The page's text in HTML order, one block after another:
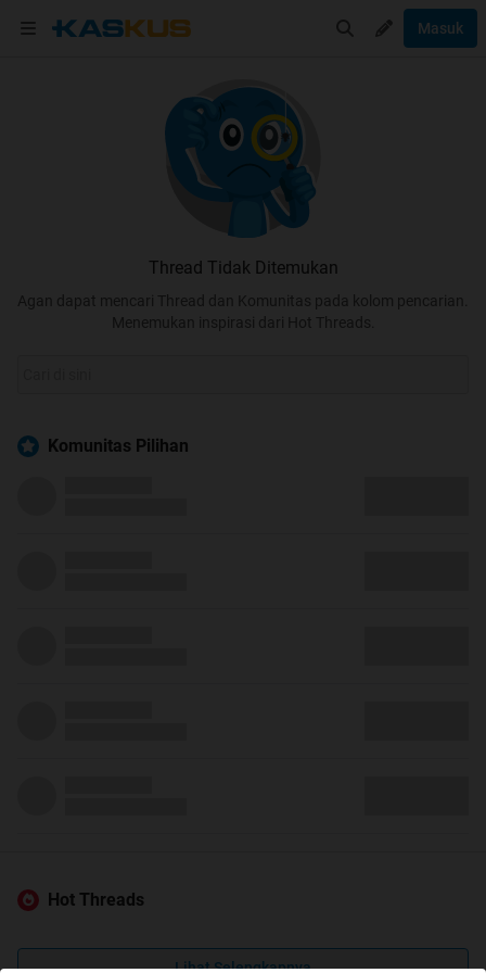
Masuk
Thread Tidak Ditemukan
Agan dapat mencari Thread dan Komunitas pada kolom pencarian.
Menemukan inspirasi dari Hot Threads.
Komunitas Pilihan
Hot Threads
Lihat Selengkapnya